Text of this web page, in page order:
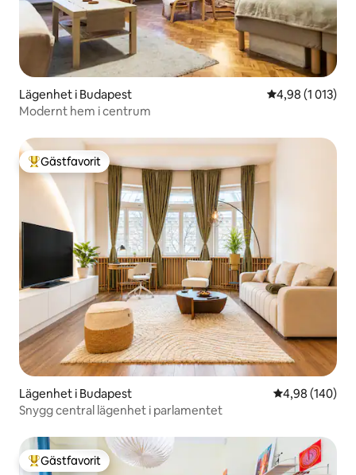
Lägenhet i Budapest 4,98 av 5 i
4,98 (1 013)
Modernt hem i centrum
Populär gästfavorit
Gästfavorit
Lägenhet i Budapest 4,98 av 5 i
4,98 (140)
Snygg central lägenhet i parlamentet
Populär gästfavorit
Gästfavorit